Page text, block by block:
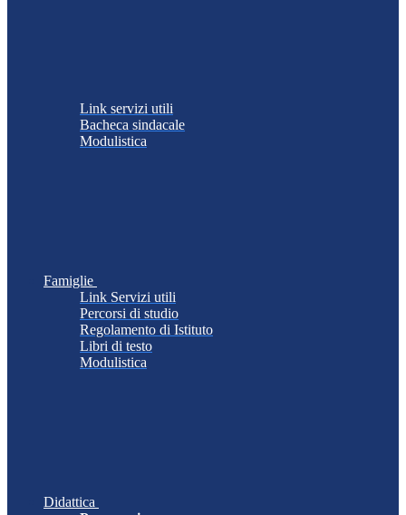
Link servizi utili
Bacheca sindacale
Modulistica
Famiglie
Link Servizi utili
Percorsi di studio
Regolamento di Istituto
Libri di testo
Modulistica
Didattica